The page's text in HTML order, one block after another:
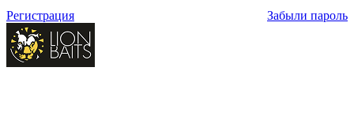
Регистрация Забыли пароль